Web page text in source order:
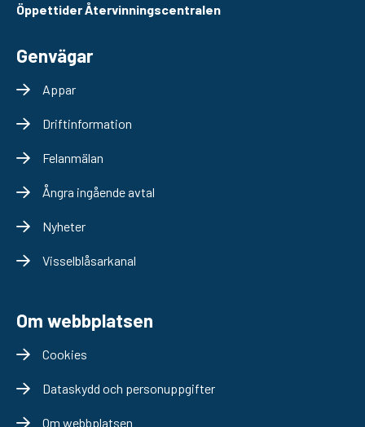
Öppettider Återvinningscentralen
Genvägar
Appar
Driftinformation
Felanmälan
Ångra ingående avtal
Nyheter
Visselblåsarkanal
Om webbplatsen
Cookies
Dataskydd och personuppgifter
Om webbplatsen